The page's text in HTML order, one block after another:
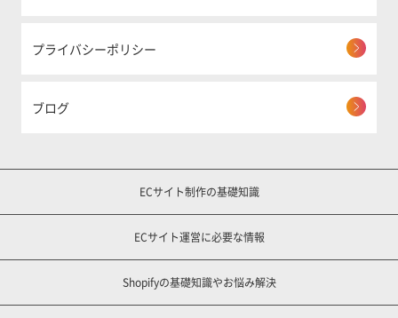
プライバシーポリシー
ブログ
ECサイト制作の基礎知識
ECサイト運営に必要な情報
Shopifyの基礎知識やお悩み解決